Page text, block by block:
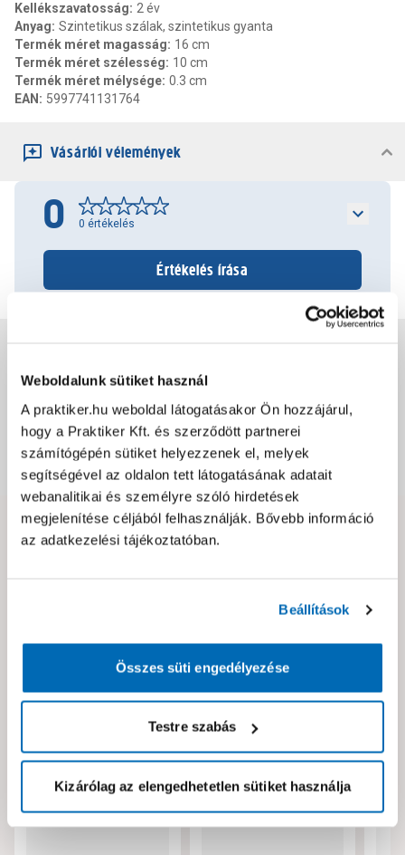
Weboldalunk sütiket használ
A praktiker.hu weboldal látogatásakor Ön hozzájárul,
hogy a Praktiker Kft. és szerződött partnerei
számítógépén sütiket helyezzenek el, melyek
segítségével az oldalon tett látogatásának adatait
webanalitikai és személyre szóló hirdetések
megjelenítése céljából felhasználják. Bővebb információ
az adatkezelési tájékoztatóban.
Beállítások
Összes süti engedélyezése
Testre szabás
Kizárólag az elengedhetetlen sütiket használja
Kellékszavatosság: 2 év
Anyag: Szintetikus szálak, szintetikus gyanta
Termék méret magasság: 16 cm
Termék méret szélesség: 10 cm
Termék méret mélysége: 0.3 cm
EAN : 5997741131764
Vásárlói vélemények
0 0 értékelés
Értékelés írása
Csomagolási és súly információk
Dokumentumok, felelős személy
Hibát találtál az oldalon vagy a termék leírásában?